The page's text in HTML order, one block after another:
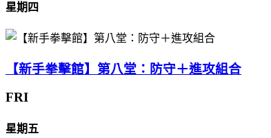
星期四
【新手拳擊館】第八堂：防守＋進攻組合
FRI
星期五